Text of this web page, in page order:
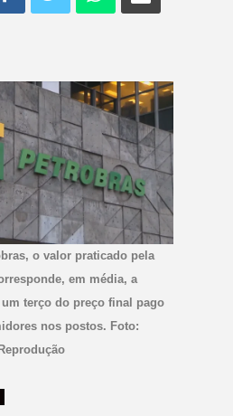
o valor praticado pela
em média, a
terço do preço final pago
nos postos. Foto:
Reprodução